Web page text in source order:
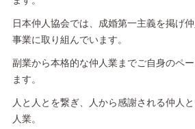
日本仲人協会では、成婚第一主義を掲げ
事業に取り組んでいます。
副業から本格的な仲人業までご自身のペ
ます。
人と人とを繋ぎ、人から感謝される仲人
人業。